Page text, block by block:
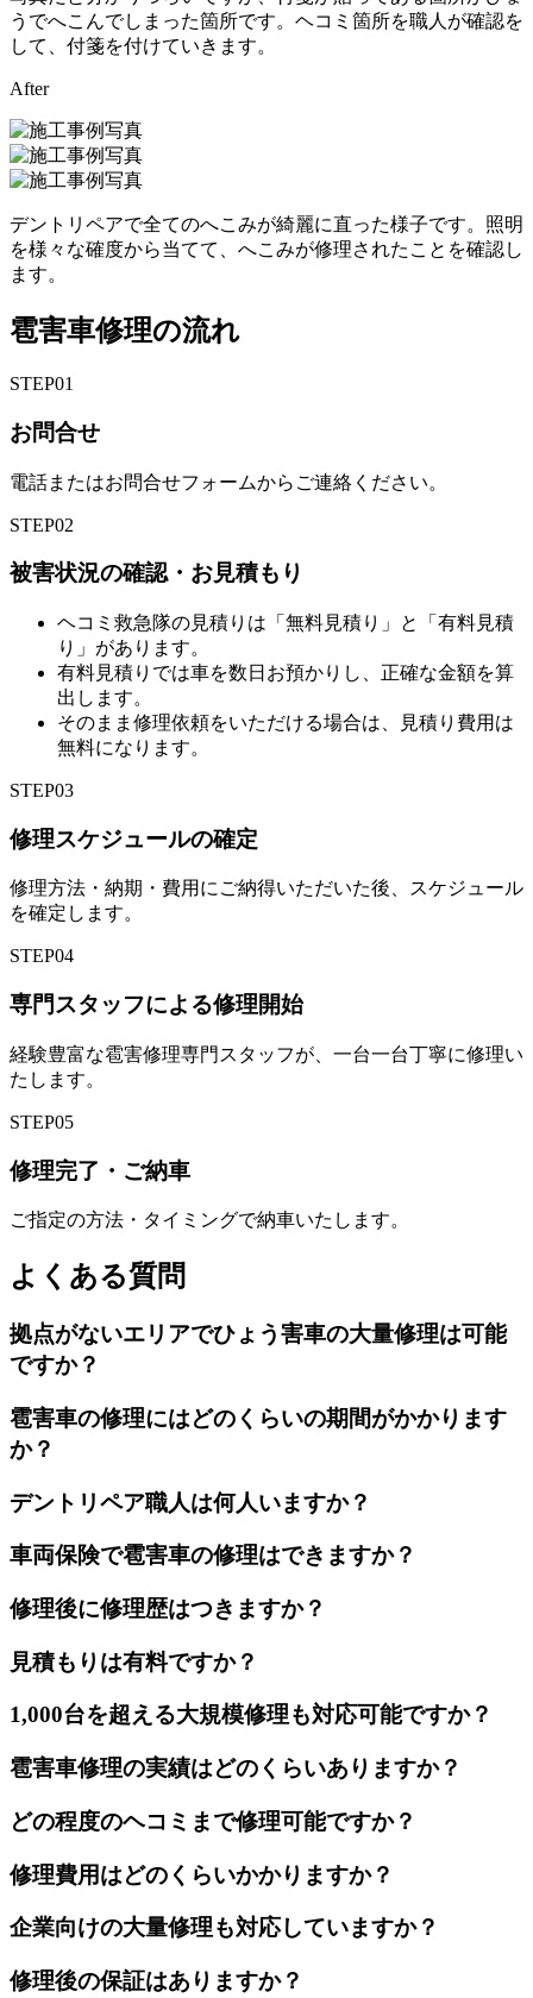
うでへこんでしまった箇所です。ヘコミ箇所を職人が確認を
して、付箋を付けていきます。
After
デントリペアで全てのへこみが綺麗に直った様子です。照明
を様々な確度から当てて、へこみが修理されたことを確認し
ます。
雹害車修理の流れ
STEP01
お問合せ
電話またはお問合せフォームからご連絡ください。
STEP02
被害状況の確認・お見積もり
ヘコミ救急隊の見積りは「無料見積り」と「有料見積
り」があります。
有料見積りでは車を数日お預かりし、正確な金額を算
出します。
そのまま修理依頼をいただける場合は、見積り費用は
無料になります。
STEP03
修理スケジュールの確定
修理方法・納期・費用にご納得いただいた後、スケジュール
を確定します。
STEP04
専門スタッフによる修理開始
経験豊富な雹害修理専門スタッフが、一台一台丁寧に修理い
たします。
STEP05
修理完了・ご納車
ご指定の方法・タイミングで納車いたします。
よくある質問
拠点がないエリアでひょう害車の大量修理は可能
ですか？
雹害車の修理にはどのくらいの期間がかかります
か？
デントリペア職人は何人いますか？
車両保険で雹害車の修理はできますか？
修理後に修理歴はつきますか？
見積もりは有料ですか？
1,000台を超える大規模修理も対応可能ですか？
雹害車修理の実績はどのくらいありますか？
どの程度のヘコミまで修理可能ですか？
修理費用はどのくらいかかりますか？
企業向けの大量修理も対応していますか？
修理後の保証はありますか？